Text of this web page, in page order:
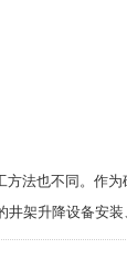
法也不同。作
架升降设备安装